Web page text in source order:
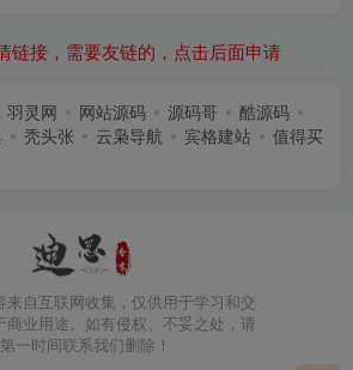
接，需要友链的，点击后面申请
羽灵网 网站源码 源码哥
酷源码
秃头张 云枭导航 宾格建站
值得买
来自互联网收集，仅供用于学习和交
商业用途。如有侵权、不妥之处，请
第一时间联系我们删除！